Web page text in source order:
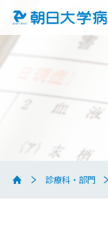
診療科・部門